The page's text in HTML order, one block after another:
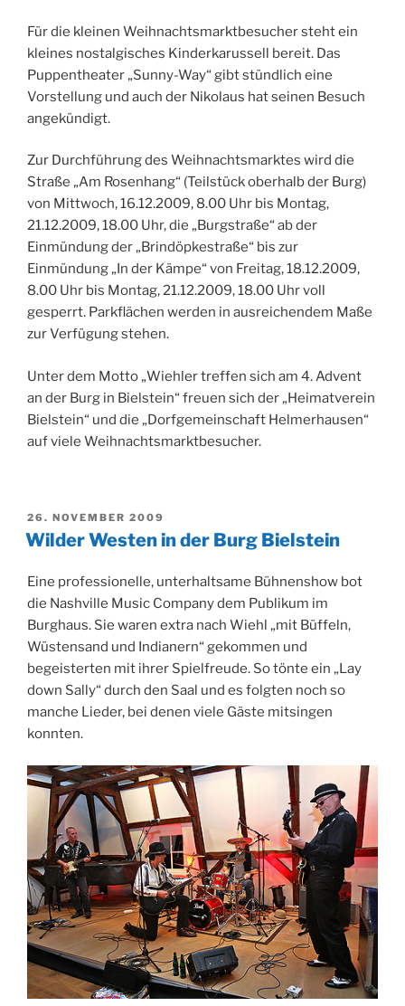
Für die kleinen Weihnachtsmarktbesucher steht ein
kleines nostalgisches Kinderkarussell bereit. Das
Puppentheater „Sunny-Way“ gibt stündlich eine
Vorstellung und auch der Nikolaus hat seinen Besuch
angekündigt.
Zur Durchführung des Weihnachtsmarktes wird die
Straße „Am Rosenhang“ (Teilstück oberhalb der Burg)
von Mittwoch, 16.12.2009, 8.00 Uhr bis Montag,
21.12.2009, 18.00 Uhr, die „Burgstraße“ ab der
Einmündung der „Brindöpkestraße“ bis zur
Einmündung „In der Kämpe“ von Freitag, 18.12.2009,
8.00 Uhr bis Montag, 21.12.2009, 18.00 Uhr voll
gesperrt. Parkflächen werden in ausreichendem Maße
zur Verfügung stehen.
Unter dem Motto „Wiehler treffen sich am 4. Advent
an der Burg in Bielstein“ freuen sich der „Heimatverein
Bielstein“ und die „Dorfgemeinschaft Helmerhausen“
auf viele Weihnachtsmarktbesucher.
VERÖFFENTLICHT
AM
26. NOVEMBER 2009
Wilder Westen in der Burg Bielstein
Eine professionelle, unterhaltsame Bühnenshow bot
die Nashville Music Company dem Publikum im
Burghaus. Sie waren extra nach Wiehl „mit Büffeln,
Wüstensand und Indianern“ gekommen und
begeisterten mit ihrer Spielfreude. So tönte ein „Lay
down Sally“ durch den Saal und es folgten noch so
manche Lieder, bei denen viele Gäste mitsingen
konnten.